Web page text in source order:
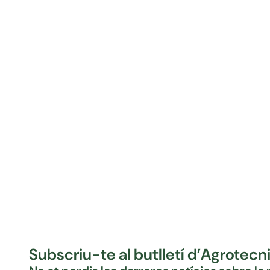
Subscriu-te al butlletí